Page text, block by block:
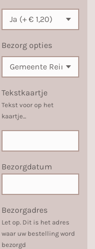
Bezorg opties
Tekstkaartje
Tekst voor op het
kaartje...
Bezorgdatum
Bezorgadres
Let op. Dit is het adres
waar uw bestelling word
bezorgd